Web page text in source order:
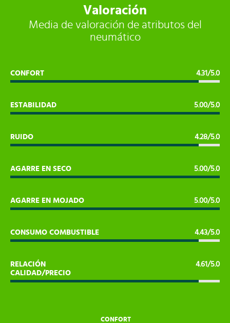
Valoración
Media de valoración de atributos del
neumático
CONFORT 4.31/5.0
ESTABILIDAD 5.00/5.0
RUIDO 4.28/5.0
AGARRE EN SECO 5.00/5.0
AGARRE EN MOJADO 5.00/5.0
CONSUMO COMBUSTIBLE 4.43/5.0
RELACIÓN
CALIDAD/PRECIO
4.61/5.0
CONFORT